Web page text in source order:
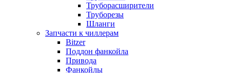
Труборасширители
Труборезы
Шланги
Запчасти к чиллерам
Bitzer
Поддон фанкойла
Привода
Фанкойлы